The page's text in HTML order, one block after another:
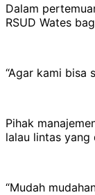
Dalam
RSUD Wates
“Agar kami bisa
Pihak
lalau lintas yang
“Mudah